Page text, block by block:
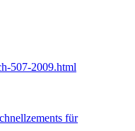
507-2009.html
für